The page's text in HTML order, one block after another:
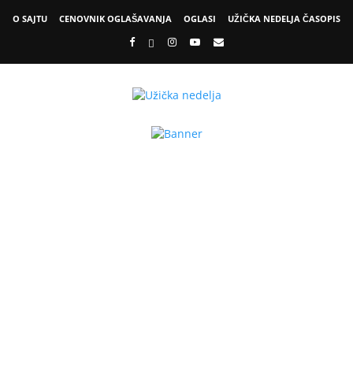
O SAJTU CENOVNIK OGLAŠAVANJA OGLASI UŽIČKA NEDELJA ČASOPIS